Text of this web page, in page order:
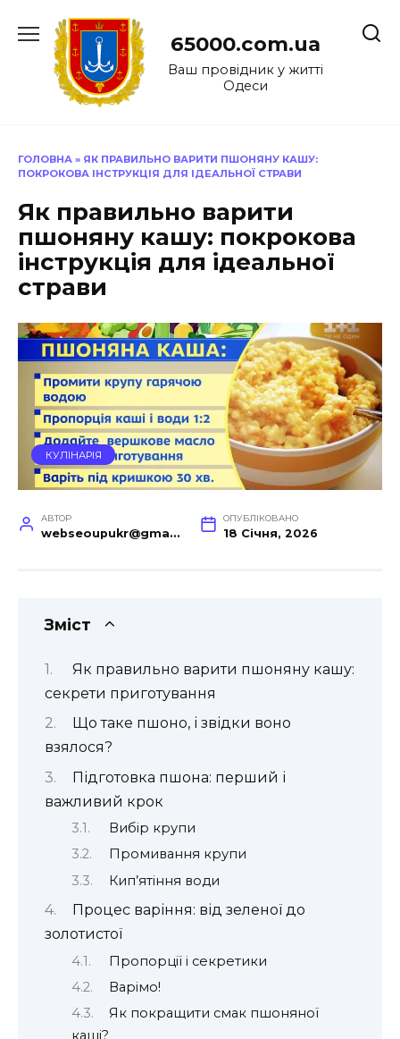
до
65000.com.ua
Ваш провідник у житті
Одеси
ГОЛОВНА » ЯК ПРАВИЛЬНО ВАРИТИ ПШОНЯНУ КАШУ:
ПОКРОКОВА ІНСТРУКЦІЯ ДЛЯ ІДЕАЛЬНОЇ СТРАВИ
Як правильно варити
пшоняну кашу: покрокова
інструкція для ідеальної
страви
КУЛІНАРІЯ
АВТОР
webseoupukr@gmail.com
ОПУБЛІКОВАНО
18 Січня, 2026
Зміст
Як правильно варити пшоняну кашу:
секрети приготування
Що таке пшоно, і звідки воно
взялося?
Підготовка пшона: перший і
важливий крок
Вибір крупи
Промивання крупи
Кип’ятіння води
Процес варіння: від зеленої до
золотистої
Пропорції і секретики
Варімо!
Як покращити смак пшоняної